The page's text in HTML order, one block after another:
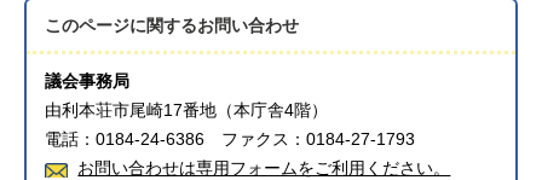
このページに関するお問い合わせ
議会事務局
由利本荘市尾崎17番地（本庁舎4階）
電話：0184-24-6386 ファクス：0184-27-1793
お問い合わせは専用フォームをご利用ください。